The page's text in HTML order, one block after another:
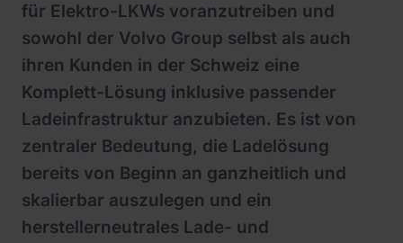
für Elektro-LKWs voranzutreiben und
sowohl der Volvo Group selbst als auch
ihren Kunden in der Schweiz eine
Komplett-Lösung inklusive passender
Ladeinfrastruktur anzubieten. Es ist von
zentraler Bedeutung, die Ladelösung
bereits von Beginn an ganzheitlich und
skalierbar auszulegen und ein
herstellerneutrales Lade- und